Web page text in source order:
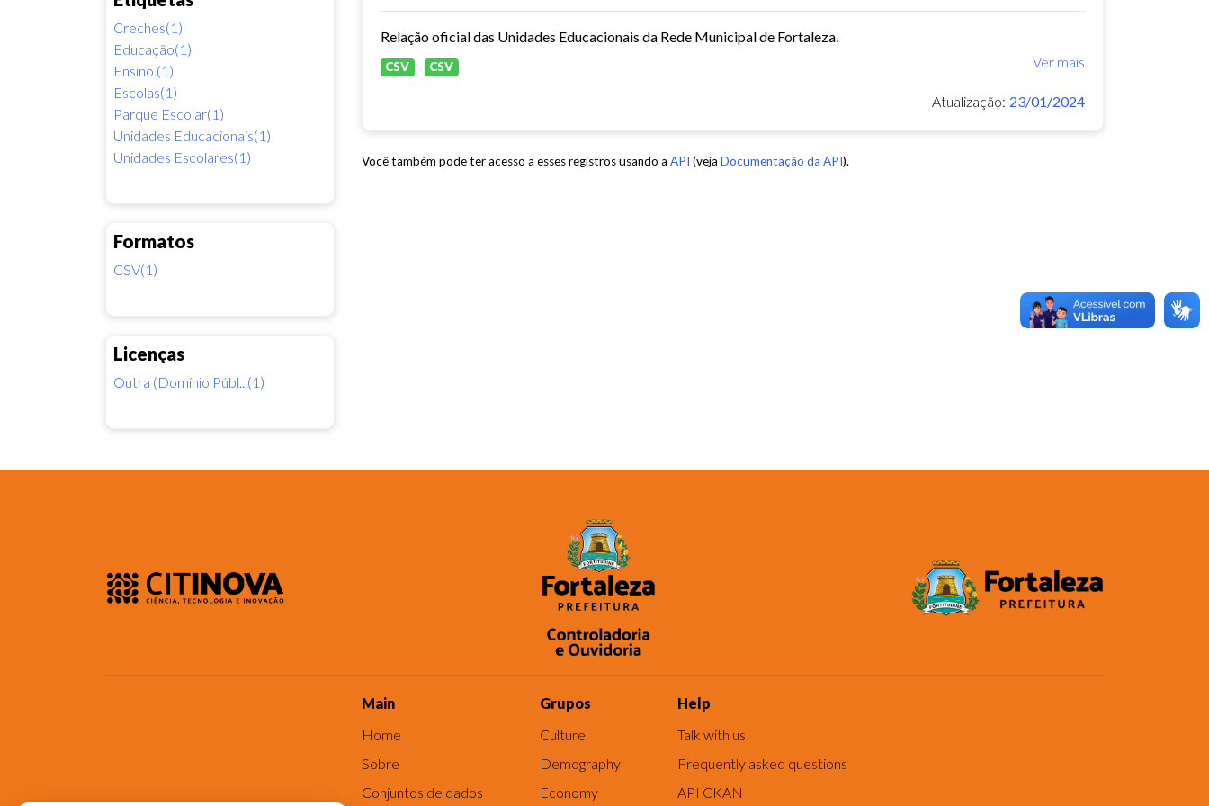
Creches(1)
Educação(1)
Ensino.(1)
Escolas(1)
Parque Escolar(1)
Unidades Educacionais(1)
Unidades Escolares(1)
Formatos
CSV(1)
Licenças
Outra (Domínio Públ...(1)
Relação oficial das Unidades Educacionais da Rede Municipal de Fortaleza.
Ver mais
CSV CSV
Atualização: 23/01/2024
Você também pode ter acesso a esses registros usando a API (veja Documentação da API).
Main
Home
Sobre
Conjuntos de dados
Grupos
Culture
Demography
Economy
Help
Talk with us
Frequently asked questions
API CKAN